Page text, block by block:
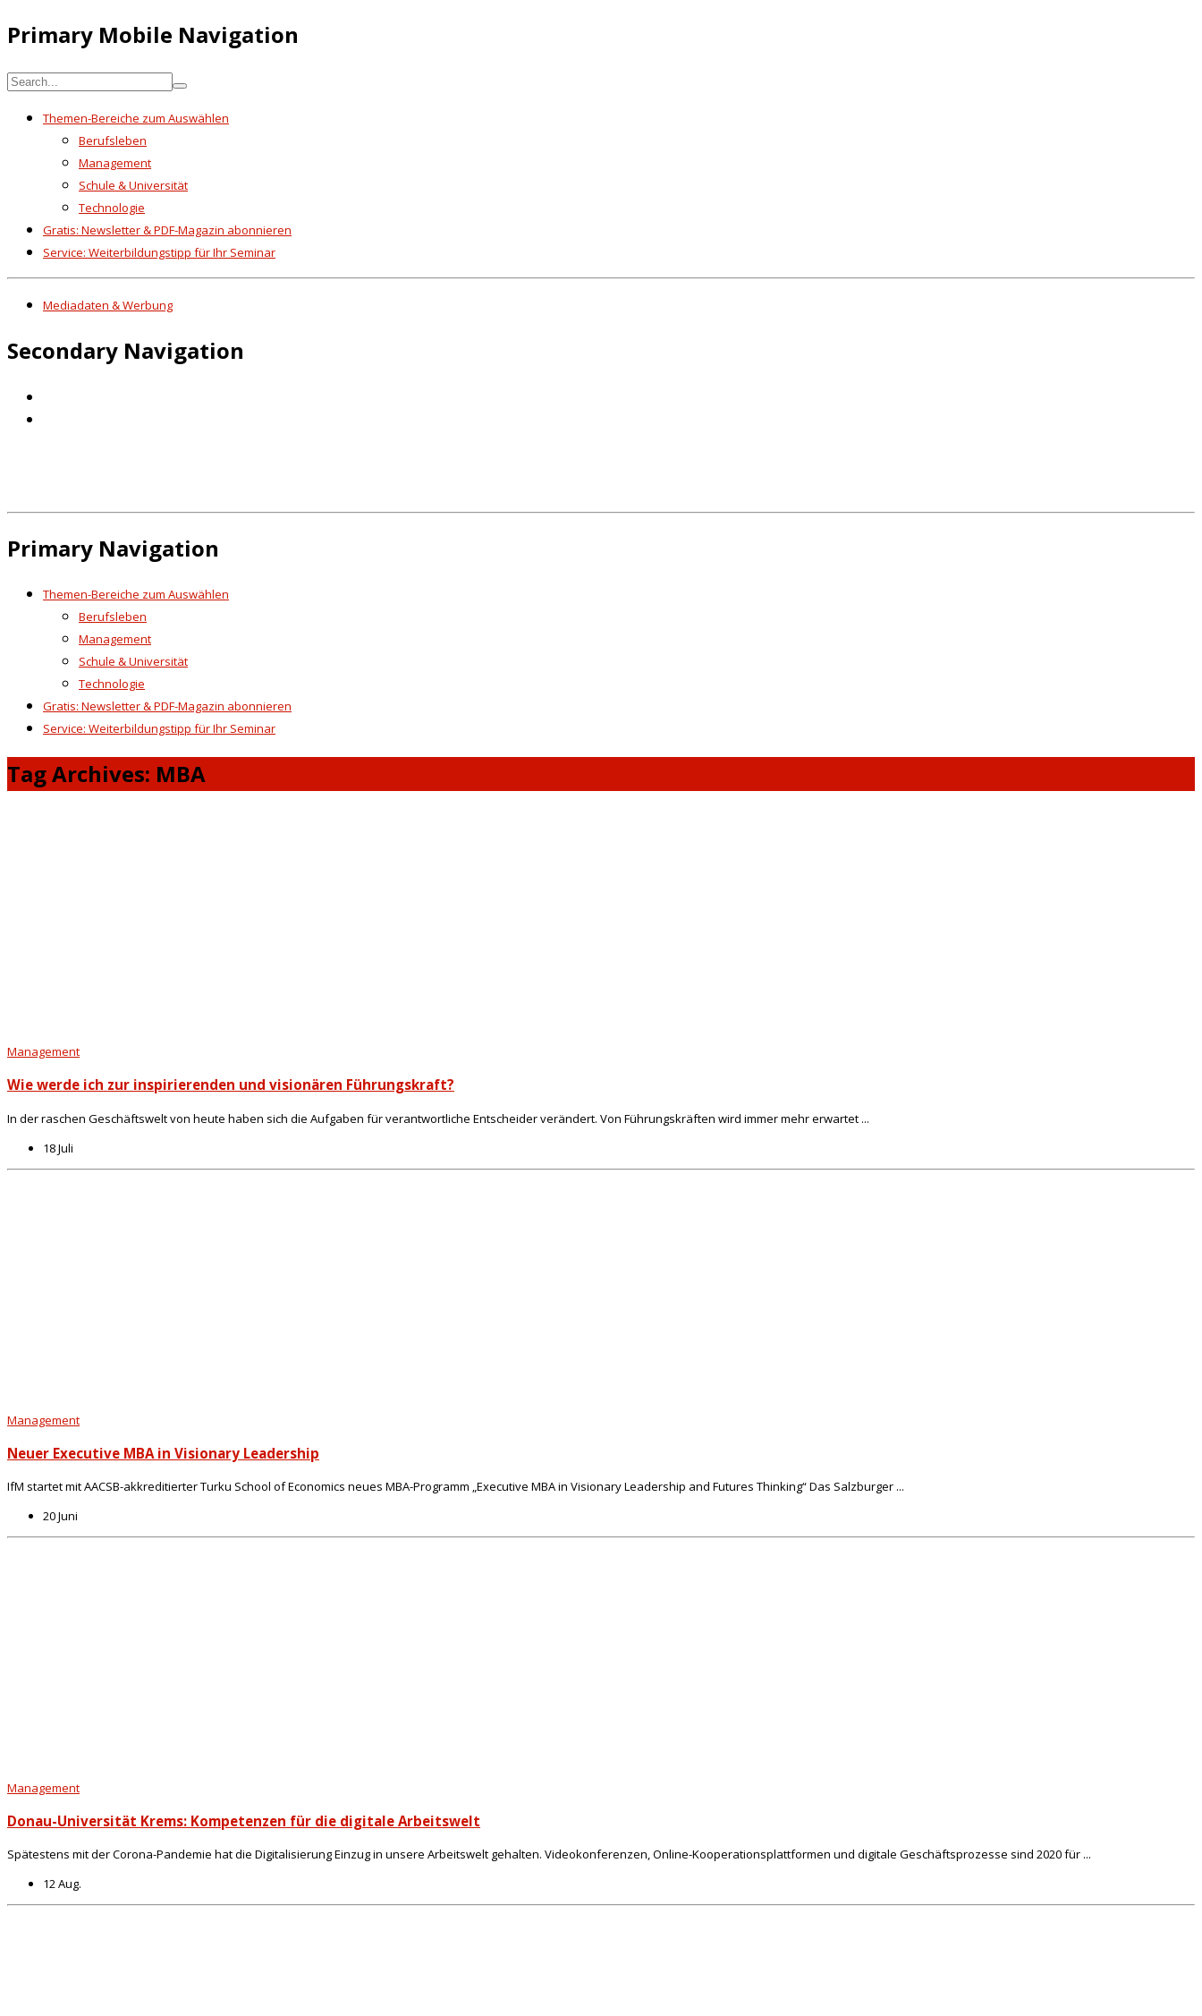
Primary Mobile Navigation
Themen-Bereiche zum Auswählen
Berufsleben
Management
Schule & Universität
Technologie
Gratis: Newsletter & PDF-Magazin abonnieren
Service: Weiterbildungstipp für Ihr Seminar
Mediadaten & Werbung
Secondary Navigation
Primary Navigation
Themen-Bereiche zum Auswählen
Berufsleben
Management
Schule & Universität
Technologie
Gratis: Newsletter & PDF-Magazin abonnieren
Service: Weiterbildungstipp für Ihr Seminar
Tag Archives: MBA
Management
Wie werde ich zur inspirierenden und visionären Führungskraft?
In der raschen Geschäftswelt von heute haben sich die Aufgaben für verantwortliche Entscheider verändert. Von Führungskräften wird immer mehr erwartet ...
18 Juli
Management
Neuer Executive MBA in Visionary Leadership
IfM startet mit AACSB-akkreditierter Turku School of Economics neues MBA-Programm „Executive MBA in Visionary Leadership and Futures Thinking“ Das Salzburger ...
20 Juni
Management
Donau-Universität Krems: Kompetenzen für die digitale Arbeitswelt
Spätestens mit der Corona-Pandemie hat die Digitalisierung Einzug in unsere Arbeitswelt gehalten. Videokonferenzen, Online-Kooperationsplattformen und digitale Geschäftsprozesse sind 2020 für ...
12 Aug.